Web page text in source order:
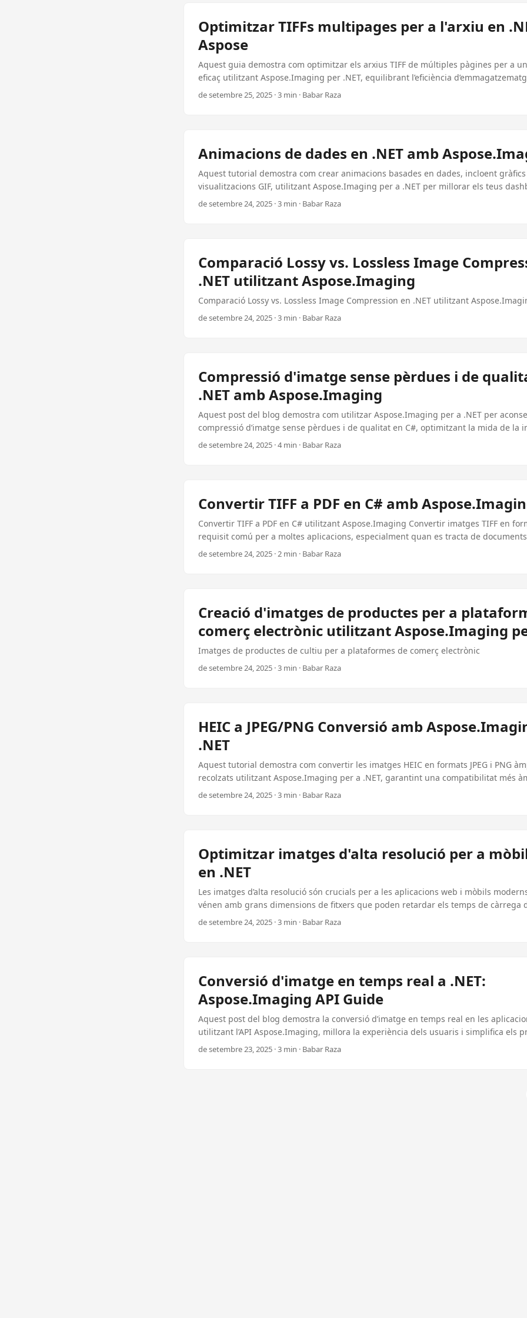
Optimitzar TIFFs multipages per a l'arxiu en
Aspose
Aquest guia demostra com optimitzar els arxius TIFF de múltiples pàgines per a
eficaç utilitzant Aspose.Imaging per .NET, equilibrant l’eficiència
conservació de la imatge de gran qualitat.
de setembre 25, 2025 · 3 min · Babar Raza
Animacions de dades en .NET amb
Aquest tutorial demostra com crear animacions basades en dades, incloent
visualitzacions GIF, utilitzant Aspose.Imaging per a .NET per millorar els teus
informes.
de setembre 24, 2025 · 3 min · Babar Raza
Comparació Lossy vs. Lossless Image
.NET utilitzant Aspose.Imaging
Comparació Lossy vs. Lossless Image Compression en .NET utilitzant
de setembre 24, 2025 · 3 min · Babar Raza
Compressió d'imatge sense pèrdues i de
.NET amb Aspose.Imaging
Aquest post del blog demostra com utilitzar Aspose.Imaging per a .NET per
compressió d’imatge sense pèrdues i de qualitat en C#, optimitzant la mida de la
sacrificar la qualitat on no és necessari.
de setembre 24, 2025 · 4 min · Babar Raza
Convertir TIFF a PDF en C# amb
Convertir TIFF a PDF en C# utilitzant Aspose.Imaging Convertir imatges TIFF en
requisit comú per a moltes aplicacions, especialment quan es tracta de
imatges d’alta resolució. Aquest tutorial us guiarà a través del procés de conversió
contrasenya, garantint que els seus documents són segurs. Previsió: Preparar el
començar amb la conversió de TIFF a PDF en C#, cal configurar el seu entorn de
correctament: ...
de setembre 24, 2025 · 2 min · Babar Raza
Creació d'imatges de productes per a
comerç electrònic utilitzant Aspose.Imaging
Imatges de productes de cultiu per a plataformes de comerç electrònic
de setembre 24, 2025 · 3 min · Babar Raza
HEIC a JPEG/PNG Conversió amb
.NET
Aquest tutorial demostra com convertir les imatges HEIC en formats JPEG i PNG
recolzats utilitzant Aspose.Imaging per a .NET, garantint una compatibilitat més
treball simplificats.
de setembre 24, 2025 · 3 min · Babar Raza
Optimitzar imatges d'alta resolució per a
en .NET
Les imatges d’alta resolució són crucials per a les aplicacions web i mòbils
vénen amb grans dimensions de fitxers que poden retardar els temps de càrrega
augmentar l’ús de banda ampla. Això és on s’optima la imatge. Per optimitzar les
de setembre 24, 2025 · 3 min · Babar Raza
Conversió d'imatge en temps real a .NET:
Aspose.Imaging API Guide
Aquest post del blog demostra la conversió d’imatge en temps real en les
utilitzant l’API Aspose.Imaging, millora la experiència dels usuaris i simplifica els
backend.
de setembre 23, 2025 · 3 min · Babar Raza